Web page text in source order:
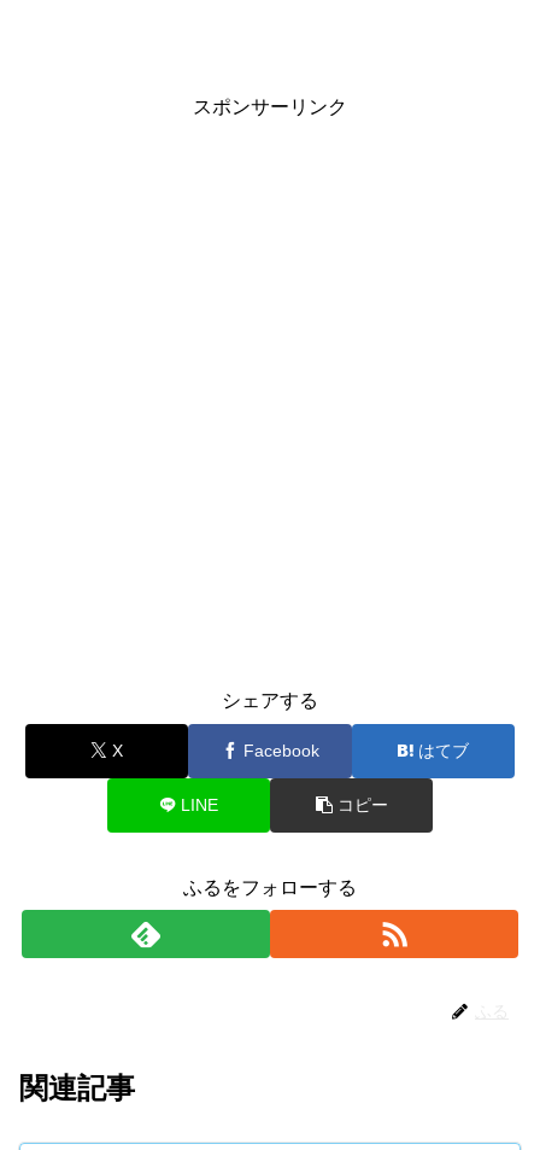
スポンサーリンク
シェアする
X Facebook はてブ
LINE コピー
ふるをフォローする
関連記事